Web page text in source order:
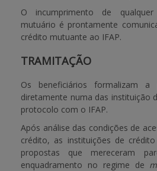
O incumprimento de
mutuário é prontamente
crédito mutuante ao IFAP.
TRAMITAÇÃO
Os beneficiários formalizam a
diretamente numa das instituição
protocolo com o IFAP.
Após análise das condições de
crédito, as instituições de
propostas que mereceram
enquadramento no regime de